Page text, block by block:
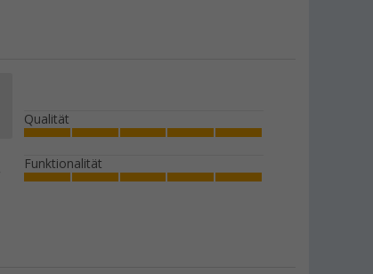
Qualität
Funktionalität